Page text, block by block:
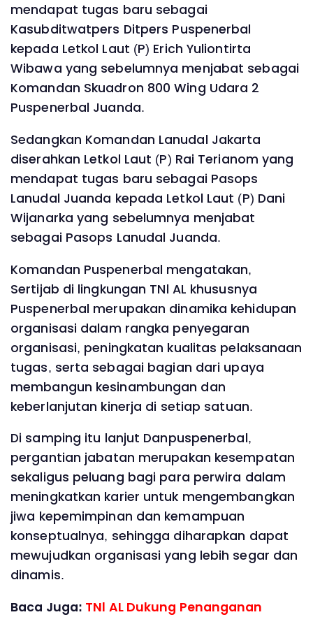
mendapat tugas baru sebagai
Kasubditwatpers Ditpers Puspenerbal
kepada Letkol Laut (P) Erich Yuliontirta
Wibawa yang sebelumnya menjabat sebagai
Komandan Skuadron 800 Wing Udara 2
Puspenerbal Juanda.
Sedangkan Komandan Lanudal Jakarta
diserahkan Letkol Laut (P) Rai Terianom yang
mendapat tugas baru sebagai Pasops
Lanudal Juanda kepada Letkol Laut (P) Dani
Wijanarka yang sebelumnya menjabat
sebagai Pasops Lanudal Juanda.
Komandan Puspenerbal mengatakan,
Sertijab di lingkungan TNl AL khususnya
Puspenerbal merupakan dinamika kehidupan
organisasi dalam rangka penyegaran
organisasi, peningkatan kualitas pelaksanaan
tugas, serta sebagai bagian dari upaya
membangun kesinambungan dan
keberlanjutan kinerja di setiap satuan.
Di samping itu lanjut Danpuspenerbal,
pergantian jabatan merupakan kesempatan
sekaligus peluang bagi para perwira dalam
meningkatkan karier untuk mengembangkan
jiwa kepemimpinan dan kemampuan
konseptualnya, sehingga diharapkan dapat
mewujudkan organisasi yang lebih segar dan
dinamis.
Baca Juga: TNl AL Dukung Penanganan